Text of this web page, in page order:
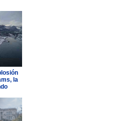
la